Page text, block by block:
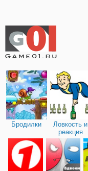
Бродилки
Ловкость и
реакция